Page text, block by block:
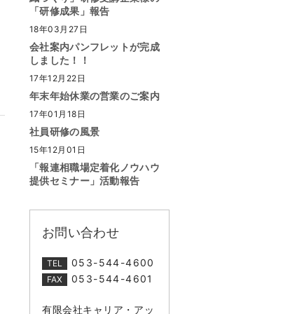
「研修成果」報告
18年03月27日
会社案内パンフレットが完成
しました！！
17年12月22日
年末年始休業の営業のご案内
17年01月18日
社員研修の風景
15年12月01日
「報連相職場定着化ノウハウ
提供セミナー」活動報告
お問い合わせ
TEL 053-544-4600
FAX 053-544-4601
有限会社キャリア・アッ